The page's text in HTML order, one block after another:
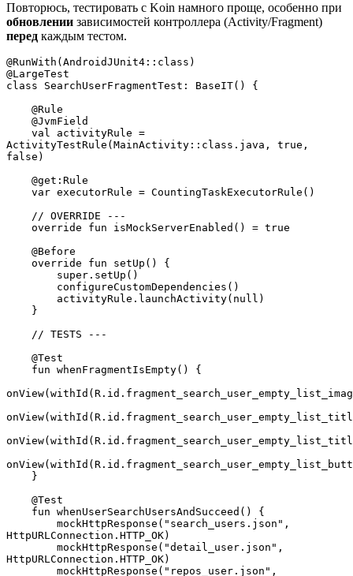
Повторюсь, тестировать с Koin намного проще, особенно при
обновлении зависимостей контроллера (Activity/Fragment)
перед каждым тестом.
@RunWith(AndroidJUnit4::class)
@LargeTest
class SearchUserFragmentTest: BaseIT() {
    @Rule
    @JvmField
ActivityTestRule(MainActivity::class.java, true,
false)
    @get:Rule
    var executorRule = CountingTaskExecutorRule()
    // OVERRIDE ---
    override fun isMockServerEnabled() = true
    @Before
    override fun setUp() {
        super.setUp()
        configureCustomDependencies()
        activityRule.launchActivity(null)
    }
    // TESTS ---
    @Test
    fun whenFragmentIsEmpty() {
    }
    @Test
    fun whenUserSearchUsersAndSucceed() {
HttpURLConnection.HTTP_OK)
HttpURLConnection.HTTP_OK)